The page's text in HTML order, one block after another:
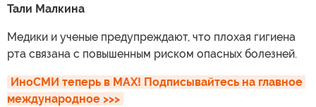
Тали Малкина
Медики и ученые предупреждают, что плохая гигиена
рта связана с повышенным риском опасных болезней.
ИноСМИ теперь в MAX! Подписывайтесь на главное
международное >>>